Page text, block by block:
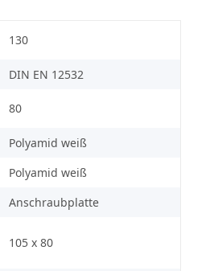
130
DIN EN 12532
80
Polyamid weiß
Polyamid weiß
Anschraubplatte
105 x 80